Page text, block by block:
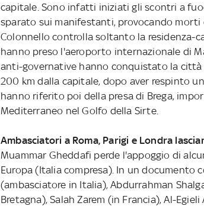
capitale. Sono infatti iniziati gli scontri a
sparato sui manifestanti, provocando
Colonnello controlla soltanto la residenza-
hanno preso l'aeroporto internazionale di
anti-governative hanno conquistato la
200 km dalla capitale, dopo aver respinto
hanno riferito poi della presa di Brega,
Mediterraneo nel Golfo della Sirte.
Ambasciatori a Roma, Parigi e Londra
Muammar Gheddafi perde l'appoggio di
Europa (Italia compresa). In un documento
(ambasciatore in Italia), Abdurrahman
Bretagna), Salah Zarem (in Francia), Al-